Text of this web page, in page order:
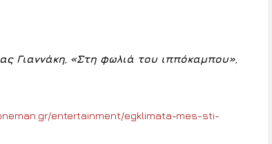
Γιαννάκη, «Στη φωλιά του ιππόκαμπου»,
entertainment/egklimata-mes-sti-